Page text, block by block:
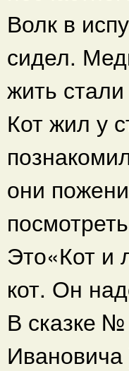
Волк в
сидел.
жить
Кот жил у
они
Это«Кот и
кот. Он
В сказке